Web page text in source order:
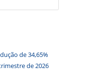
doa
de 34,65%
de 2026